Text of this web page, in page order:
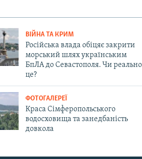
ВІЙНА ТА КРИМ
Російська влада обіцяє закрити
морський шлях українським
БпЛА до Севастополя. Чи реально
це?
ФОТОГАЛЕРЕЇ
Краса Сімферопольського
водосховища та занедбаність
довкола